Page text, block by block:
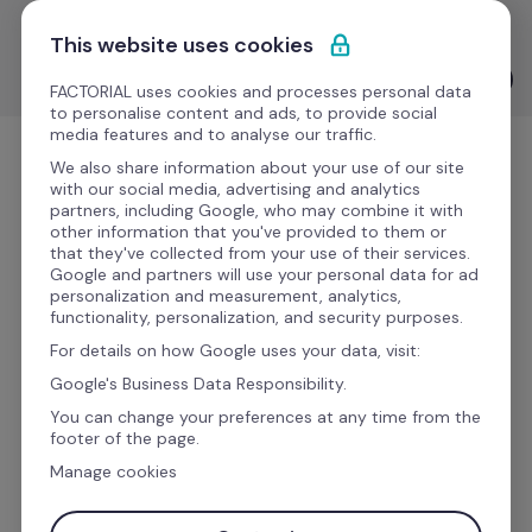
Pular para o conteúdo
Descomplique seu RH: tome decisões estratégicas com
Avaliações de Desempenho guiadas por IA. 🚀
Experimente Grátis
Factorial RH compra Fuell, startup de
gestão de despesas
Essa é a primeira aquisição da marca e acelera o
processo de se tornar a principal e mais potente
plataforma de RH do mercado
São Paulo, outubro de 2023 -
HRTech unicórnio dedicada a centralizar
processos de RH e DP, para PMEs, anunciou hoje a
This website uses cookies
FACTORIAL uses cookies and processes personal data
to personalise content and ads, to provide social
media features and to analyse our traffic.
We also share information about your use of our site
with our social media, advertising and analytics
partners, including Google, who may combine it with
other information that you've provided to them or
that they've collected from your use of their services.
Google and partners will use your personal data for ad
personalization and measurement, analytics,
functionality, personalization, and security purposes.
For details on how Google uses your data, visit:
Google's Business Data Responsibility.
You can change your preferences at any time from the
footer of the page.
Manage cookies